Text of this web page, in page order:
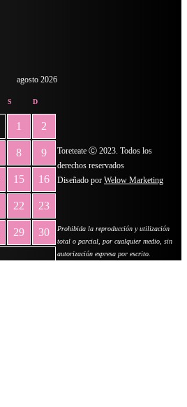
agosto 2026
S D
1 2
8 9
15 16
22 23
29 30
Toreteate Ⓒ 2023. Todos los
derechos reservados
Diseñado por Welow Marketing
Prohibida la reproducción y utilización
total o parcial, por cualquier medio, sin
autorización expresa por escrito.